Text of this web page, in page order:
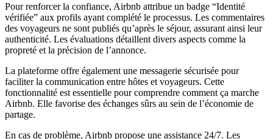
Pour renforcer la confiance, Airbnb attribue un badge “Identité
vérifiée” aux profils ayant complété le processus. Les commentaires
des voyageurs ne sont publiés qu’après le séjour, assurant ainsi leur
authenticité. Les évaluations détaillent divers aspects comme la
propreté et la précision de l’annonce.
La plateforme offre également une messagerie sécurisée pour
faciliter la communication entre hôtes et voyageurs. Cette
fonctionnalité est essentielle pour comprendre comment ça marche
Airbnb. Elle favorise des échanges sûrs au sein de l’économie de
partage.
En cas de problème, Airbnb propose une assistance 24/7. Les